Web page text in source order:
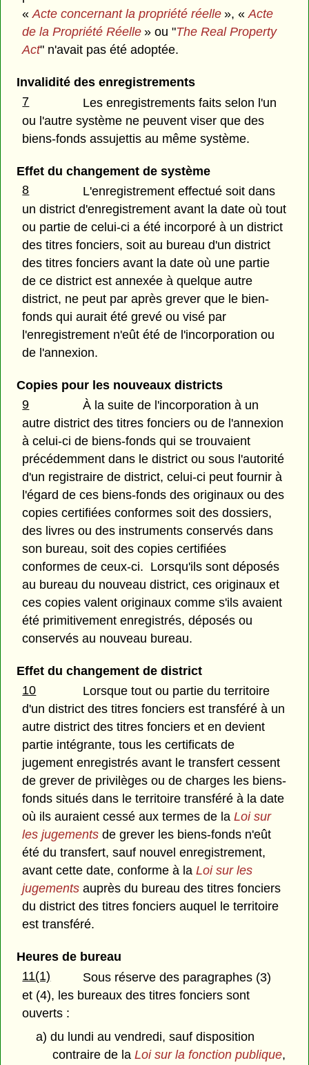
«Acte concernant la propriété réelle », «Acte
de la Propriété Réelle » ou "The Real Property
Act" n'avait pas été adoptée.
Invalidité des enregistrements
7
Les enregistrements faits selon l'un
ou l'autre système ne peuvent viser que des
biens-fonds assujettis au même système.
Effet du changement de système
8
L'enregistrement effectué soit dans
un district d'enregistrement avant la date où tout
ou partie de celui-ci a été incorporé à un district
des titres fonciers, soit au bureau d'un district
des titres fonciers avant la date où une partie
de ce district est annexée à quelque autre
district, ne peut par après grever que le bien-
fonds qui aurait été grevé ou visé par
l'enregistrement n'eût été de l'incorporation ou
de l'annexion.
Copies pour les nouveaux districts
9
À la suite de l'incorporation à un
autre district des titres fonciers ou de l'annexion
à celui-ci de biens-fonds qui se trouvaient
précédemment dans le district ou sous l'autorité
d'un registraire de district, celui-ci peut fournir à
l'égard de ces biens-fonds des originaux ou des
copies certifiées conformes soit des dossiers,
des livres ou des instruments conservés dans
son bureau, soit des copies certifiées
conformes de ceux-ci. Lorsqu'ils sont déposés
au bureau du nouveau district, ces originaux et
ces copies valent originaux comme s'ils avaient
été primitivement enregistrés, déposés ou
conservés au nouveau bureau.
Effet du changement de district
10
Lorsque tout ou partie du territoire
d'un district des titres fonciers est transféré à un
autre district des titres fonciers et en devient
partie intégrante, tous les certificats de
jugement enregistrés avant le transfert cessent
de grever de privilèges ou de charges les biens-
fonds situés dans le territoire transféré à la date
où ils auraient cessé aux termes de laLoi sur
les jugements de grever les biens-fonds n'eût
été du transfert, sauf nouvel enregistrement,
avant cette date, conforme à laLoi sur les
jugements auprès du bureau des titres fonciers
du district des titres fonciers auquel le territoire
est transféré.
Heures de bureau
11(1)
Sous réserve des paragraphes (3)
et (4), les bureaux des titres fonciers sont
ouverts :
a) du lundi au vendredi, sauf disposition
contraire de la Loi sur la fonction publique,